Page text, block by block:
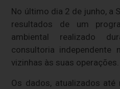
No último dia 2 de junho, a
resultados de um
ambiental realizado
consultoria independente
vizinhas às suas operações.
Os dados, atualizados até